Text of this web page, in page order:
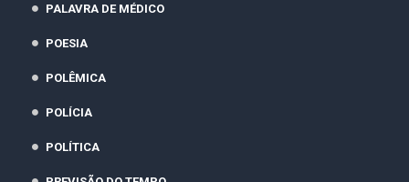
PALAVRA DE MÉDICO
POESIA
POLÊMICA
POLÍCIA
POLÍTICA